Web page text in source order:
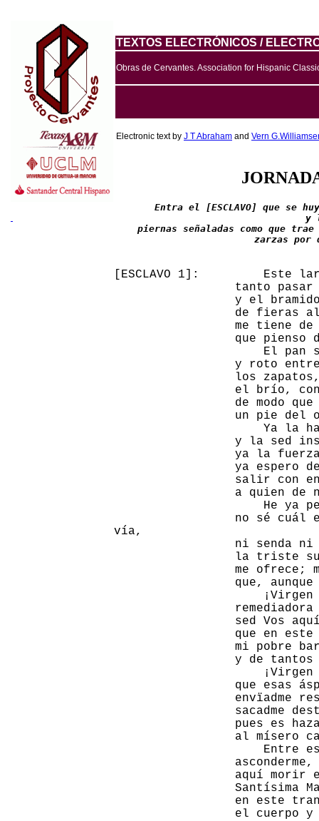
TEXTOS ELECTRÓNICOS /
Obras de Cervantes. Association for Hispanic
Electronic text by J T Abraham and Vern
Entra el [ESCLAVO] que se
y
piernas señaladas como que
zarzas por
[ESCLAVO 1]:         Este
tanto
y el
de fieras
me tiene de
que pienso
El pan
y roto
los
el brío,
de modo que
un pie del
Ya la
y la sed
ya la
ya espero
salir con
a quien de
He ya
no sé cuál
vía,
ni senda ni
la triste
me ofrece;
que,
¡Virgen
remediadora
sed Vos
que en este
mi pobre
y de tantos
¡Virgen
que esas
envïadme
sacadme
pues es
al mísero
Entre
aquí morir
Santísima
en este
el cuerpo